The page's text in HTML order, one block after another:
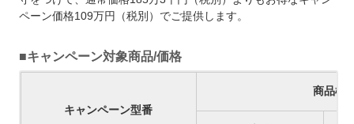
ペーン価格109万円（税別）でご提供します。
■キャンペーン対象商品/価格
キャンペーン型番
商品構